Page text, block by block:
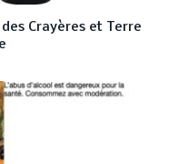
Crayères et Terre